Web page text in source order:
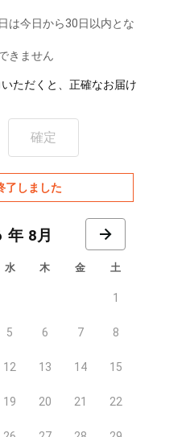
は今日から30日以内とな
きません
ただくと、正確なお届け
確定
了しました
8月
水 木 金 土
1
5 6 7 8
12 13 14 15
19 20 21 22